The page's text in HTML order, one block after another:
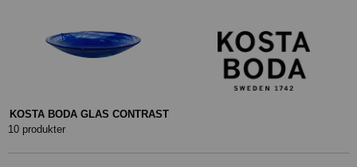
KOSTA BODA GLAS CONTRAST
10 produkter